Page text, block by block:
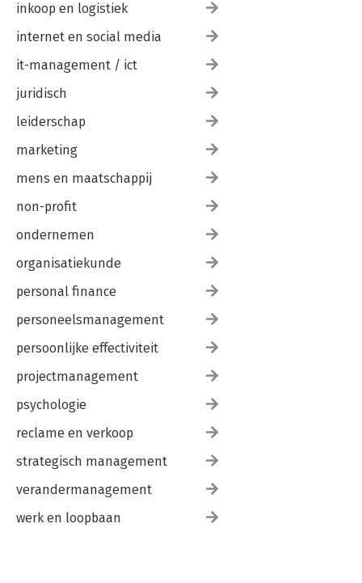
inkoop en logistiek
internet en social media
it-management / ict
juridisch
leiderschap
marketing
mens en maatschappij
non-profit
ondernemen
organisatiekunde
personal finance
personeelsmanagement
persoonlijke effectiviteit
projectmanagement
psychologie
reclame en verkoop
strategisch management
verandermanagement
werk en loopbaan